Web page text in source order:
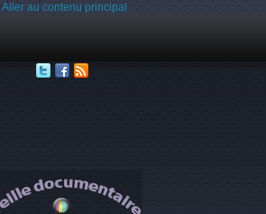
Aller au contenu principal